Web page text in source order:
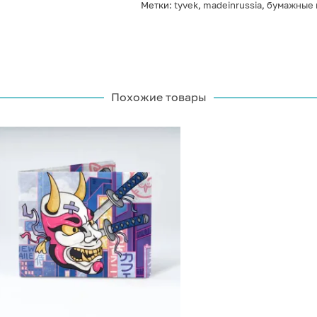
Метки: tyvek, madeinrussia, бумажные
Похожие товары